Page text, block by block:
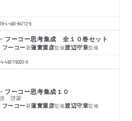
4-480-84712-6
フーコー思考集成 全１０巻セット
フーコー著蓮實重彦監修渡辺守章監修
480-79020-0
フーコー思考集成１０
啓蒙
フーコー著蓮實重彦監修渡辺守章監修